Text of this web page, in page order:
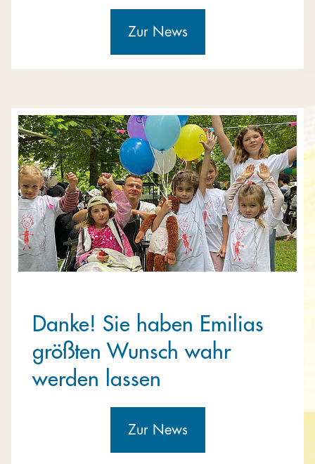
Zur News
Danke! Sie haben Emilias
größten Wunsch wahr
werden lassen
Zur News